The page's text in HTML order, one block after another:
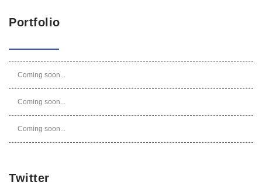
Portfolio
Coming soon...
Coming soon...
Coming soon...
Twitter